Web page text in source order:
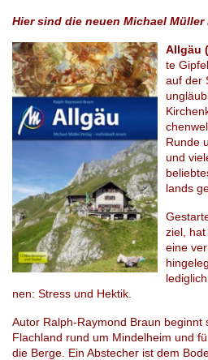
Hier sind die neuen Michael
Allgäu
te
auf der
Runde
und
lands
ziel,
eine
nen: Stress und Hektik.
Autor Ralph-Ray­mond Braun be­ginnt
Flach­land rund um Min­del­heim und
die Berge. Ein Ab­ste­cher ist dem